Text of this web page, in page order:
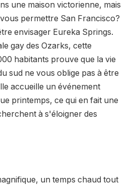
une maison victorienne, mais
permettre San Francisco?
envisager Eureka Springs.
gay des Ozarks, cette
habitants prouve que la vie
sud ne vous oblige pas à être
accueille un événement
printemps, ce qui en fait une
à s'éloigner des
un temps chaud tout